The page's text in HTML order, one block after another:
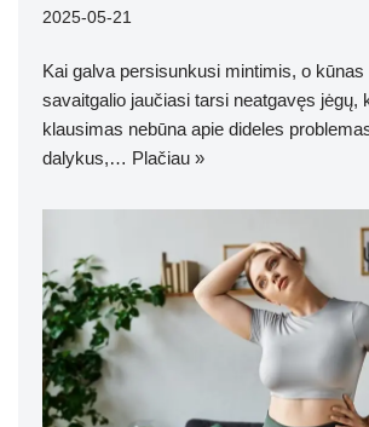
2025-05-21
Kai galva persisunkusi mintimis, o kūnas
savaitgalio jaučiasi tarsi neatgavęs jėgų,
klausimas nebūna apie dideles
dalykus,… Plačiau »